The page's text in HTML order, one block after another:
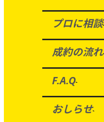
プロに相談
成約の流れ
F.A.Q
おしらせ